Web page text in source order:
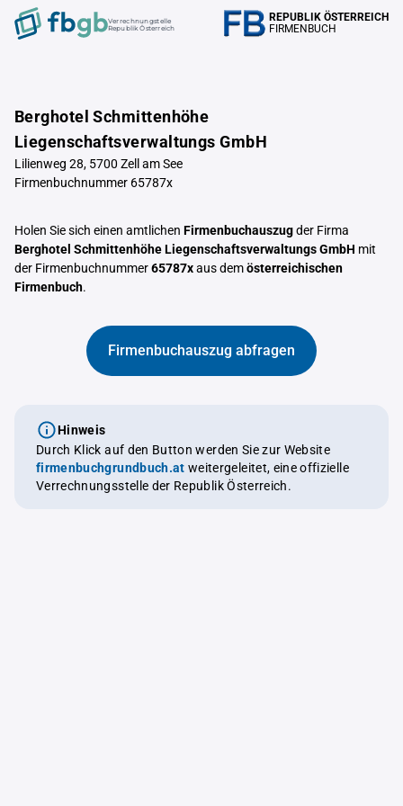
Verrechnungstelle
Republik Österreich
REPUBLIK ÖSTERREICH
FIRMENBUCH
Berghotel Schmittenhöhe
Liegenschaftsverwaltungs GmbH
Lilienweg 28, 5700 Zell am See
Firmenbuchnummer 65787x
Holen Sie sich einen amtlichen Firmenbuchauszugder Firma
Berghotel Schmittenhöhe Liegenschaftsverwaltungs GmbH mit
der Firmenbuchnummer65787xaus demösterreichischen
Firmenbuch.
Firmenbuchauszug abfragen
Hinweis
Durch Klick auf den Button werden Sie zur Website
firmenbuchgrundbuch.at weitergeleitet, eine offizielle
Verrechnungsstelle der Republik Österreich.